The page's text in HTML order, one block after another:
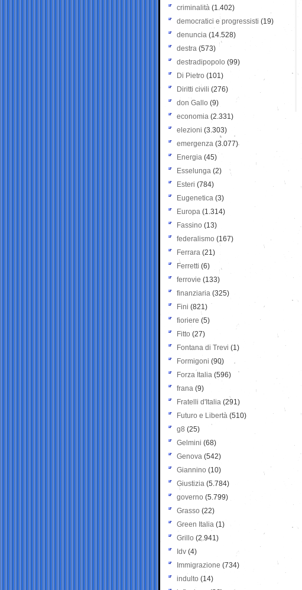
criminalità (1.402)
democratici e progressisti (19)
denuncia (14.528)
destra (573)
destradipopolo (99)
Di Pietro (101)
Diritti civili (276)
don Gallo (9)
economia (2.331)
elezioni (3.303)
emergenza (3.077)
Energia (45)
Esselunga (2)
Esteri (784)
Eugenetica (3)
Europa (1.314)
Fassino (13)
federalismo (167)
Ferrara (21)
Ferretti (6)
ferrovie (133)
finanziaria (325)
Fini (821)
fioriere (5)
Fitto (27)
Fontana di Trevi (1)
Formigoni (90)
Forza Italia (596)
frana (9)
Fratelli d'Italia (291)
Futuro e Libertà (510)
g8 (25)
Gelmini (68)
Genova (542)
Giannino (10)
Giustizia (5.784)
governo (5.799)
Grasso (22)
Green Italia (1)
Grillo (2.941)
Idv (4)
Immigrazione (734)
indulto (14)